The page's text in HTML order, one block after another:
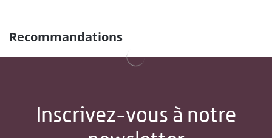
Recommandations
Inscrivez-vous à notre